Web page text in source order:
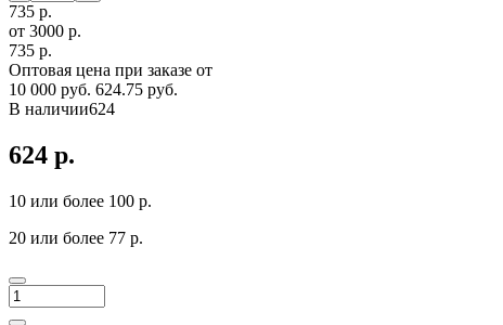
735 р.
от 3000 р.
735 р.
Оптовая цена при заказе от
10 000 руб. 624.75 руб.
В наличии624
624 р.
10 или более 100 р.
20 или более 77 р.